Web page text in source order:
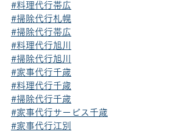
#料理代行帯広
#掃除代行札幌
#掃除代行帯広
#料理代行旭川
#掃除代行旭川
#家事代行千歳
#料理代行千歳
#掃除代行千歳
#家事代行サービス千歳
#家事代行江別